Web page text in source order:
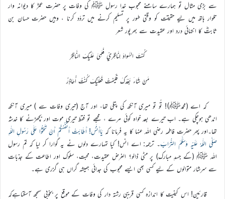
سے بڑی مثال تو ہمارے سامنے محبوب خدا رسول ﷺ کی وفات پر حضرت عمرؓ کا دیوانہ وار
تلوار ہاتھ میں لیے حقیقت کو وقتی طور پر تسلیم کرنے میں تردّد کرنا ، وہیں حضرت حسان بن
ثابتؓ کا انتہائی درد اور عقیدت سے بھرپور شعر
كُنتَ السَّوادَ لِنَاظِريْ فَعَمِيَ عَلَيكَ النَّاظِرُ
مَنْ شَاءَ بَعْدَكَ فَلْيَمُتْ فَعَلَيْكَ كُنْتُ أُحَاذِرُ
کہ اے (محمدﷺ)! تُو تو میری آنکھ کی پتلی تھا، اور آج (تیری وفات سے ) میری آنکھ
اندھی ہوچکی ہے۔ اب تیرے بعد خواہ کوئی مرے ، مجھے تو فقط تیری موت اور بچھڑنے کا خدشہ
تھا۔اور پھر حضرت فاطمہ رضی اللہ عنہا کا یہ فرمانا کہ يَاأَنَسُ! أَطَابَتْ أَنْفُسُكُمْ أَنْ تَحْثُوا عَلَى رَسُولِ اللّٰهِ
صَلَّى اللّٰهُ عَلَيْهِ وَسَلَّمَ التُّرَابَ۔ ترجمہ: اے انس! کیا تمہارے دلوں نے یہ گوارا کر لیا کہ تم رسول
اللہ ﷺ (کے جسدِ مبارک) پر مٹی ڈالو؟ الغرض عقیدت، محبت، سلوک اور اطاعت کے جذبات
سے سرشار متوالوں کے لیے کسی بھی ایسے محبوب کی جدائی ہمیشہ گراں ہی گزری ہے۔
قارئین! اس کیفیت کا اندازہ کسی قریبی رشتہ دار کی وفات کے موقع پر بخوبی سمجھ آسکتاہےکہ